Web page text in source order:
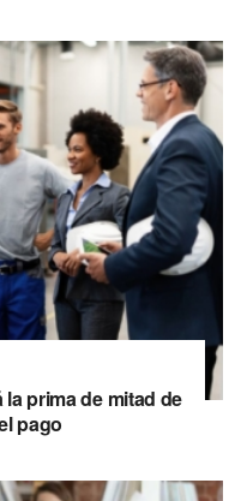
prima de mitad de
pago